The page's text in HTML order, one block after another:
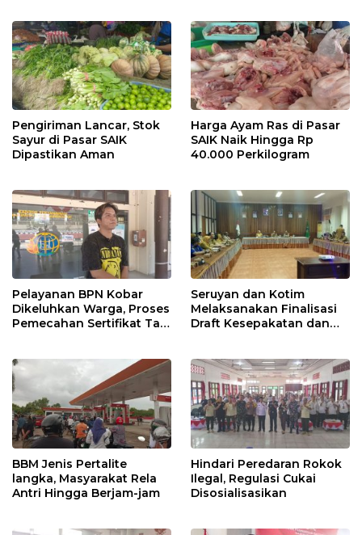
Pengiriman Lancar, Stok
Sayur di Pasar SAIK
Dipastikan Aman
Harga Ayam Ras di Pasar
SAIK Naik Hingga Rp
40.000 Perkilogram
Pelayanan BPN Kobar
Dikeluhkan Warga, Proses
Pemecahan Sertifikat Tak
Seruyan dan Kotim
Melaksanakan Finalisasi
Draft Kesepakatan dan
BBM Jenis Pertalite
langka, Masyarakat Rela
Antri Hingga Berjam-jam
Hindari Peredaran Rokok
Ilegal, Regulasi Cukai
Disosialisasikan